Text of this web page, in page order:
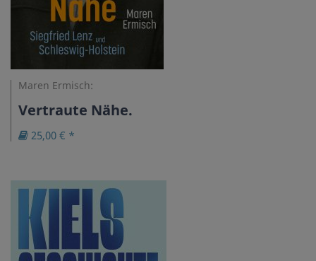
Maren Ermisch:
Vertraute Nähe.
25,00 € *